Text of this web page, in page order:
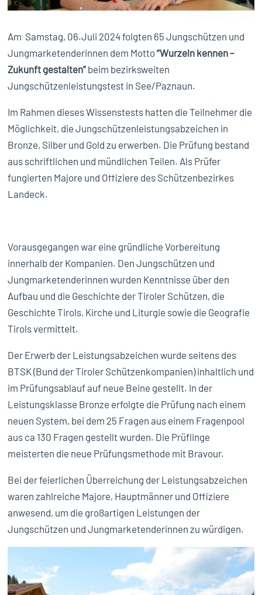
Am Samstag, 06.Juli 2024 folgten 65 Jungschützen und
Jungmarketenderinnen dem Motto“Wurzeln kennen –
Zukunft gestalten” beim bezirksweiten
Jungschützenleistungstest in See/Paznaun.
Im Rahmen dieses Wissenstests hatten die Teilnehmer die
Möglichkeit, die Jungschützenleistungsabzeichen in
Bronze, Silber und Gold zu erwerben. Die Prüfung bestand
aus schriftlichen und mündlichen Teilen. Als Prüfer
fungierten Majore und Offiziere des Schützenbezirkes
Landeck.
Vorausgegangen war eine gründliche Vorbereitung
innerhalb der Kompanien. Den Jungschützen und
Jungmarketenderinnen wurden Kenntnisse über den
Aufbau und die Geschichte der Tiroler Schützen, die
Geschichte Tirols, Kirche und Liturgie sowie die Geografie
Tirols vermittelt.
Der Erwerb der Leistungsabzeichen wurde seitens des
BTSK (Bund der Tiroler Schützenkompanien) inhaltlich und
im Prüfungsablauf auf neue Beine gestellt. In der
Leistungsklasse Bronze erfolgte die Prüfung nach einem
neuen System, bei dem 25 Fragen aus einem Fragenpool
aus ca 130 Fragen gestellt wurden. Die Prüflinge
meisterten die neue Prüfungsmethode mit Bravour.
Bei der feierlichen Überreichung der Leistungsabzeichen
waren zahlreiche Majore, Hauptmänner und Offiziere
anwesend, um die großartigen Leistungen der
Jungschützen und Jungmarketenderinnen zu würdigen.